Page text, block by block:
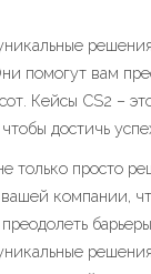
помогут вам
Кейсы CS2 –
достичь
только просто
компании,